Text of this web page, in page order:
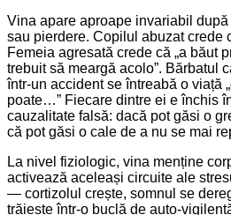
Vina apare aproape invariabil
sau pierdere. Copilul abuzat crede
Femeia agresată crede că „a băut
trebuit să meargă acolo”. Bărbatul
într-un accident se întreabă o viață
poate…” Fiecare dintre ei e închis
cauzalitate falsă: dacă pot găsi o
că pot găsi o cale de a nu se mai
La nivel fiziologic, vina menține
activează aceleași circuite ale
— cortizolul crește, somnul se
trăiește într-o buclă de auto-